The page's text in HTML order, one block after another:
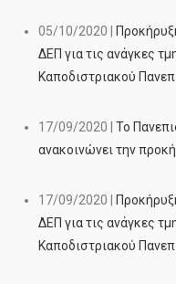
05/10/2020 |
ΔΕΠ για τις ανάγκες
Καποδιστριακού
17/09/2020 |Το
ανακοινώνει την
17/09/2020 |
ΔΕΠ για τις ανάγκες
Καποδιστριακού